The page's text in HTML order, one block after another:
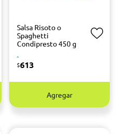
Salsa Risoto o
Spaghetti
Condipresto 450 g
-
$613
Agregar